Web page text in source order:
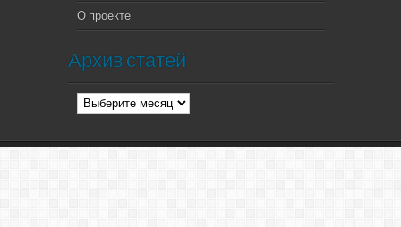
О проекте
Архив статей
Архив
статей